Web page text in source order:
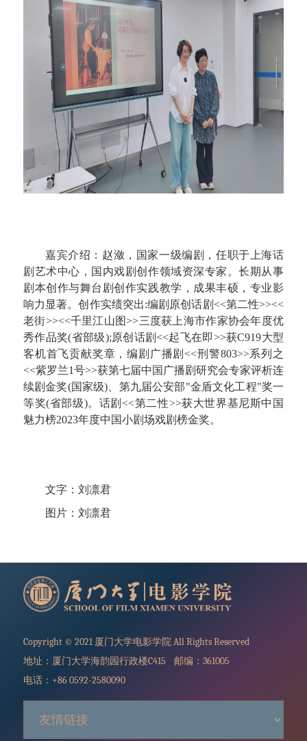
嘉宾介绍：赵潋，国家一级编剧，任职于上海话
剧艺术中心，国内戏剧创作领域资深专家。长期从事
剧本创作与舞台剧创作实践教学，成果丰硕，专业影
响力显著。创作实绩突出:编剧原创话剧<<第二性>><<
老街>><<千里江山图>>三度获上海市作家协会年度优
秀作品奖(省部级);原创话剧<<起飞在即>>获C919大型
客机首飞贡献奖章，编剧广播剧<<刑警803>>系列之
<<紫罗兰1号>>获第七届中国广播剧研究会专家评析连
续剧金奖(国家级)、第九届公安部"金盾文化工程"奖一
等奖(省部级)。话剧<<第二性>>获大世界基尼斯中国
魅力榜2023年度中国小剧场戏剧榜金奖。
文字：刘凛君
图片：刘凛君
Copyright © 2021 厦门大学电影学院 All Rights Reserved
地址：厦门大学海韵园行政楼C415 邮编：361005
电话：+86 0592-2580090